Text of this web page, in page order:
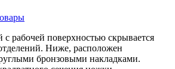
рабочей поверхностью скрывается
Ниже, расположен
бронзовыми накладками.